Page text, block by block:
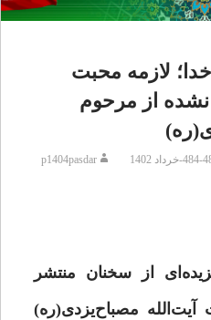
لازمه محبت
از مرحوم
p1404pasdar
از سخنان منتشر
مصباح‌یزدی(ره)